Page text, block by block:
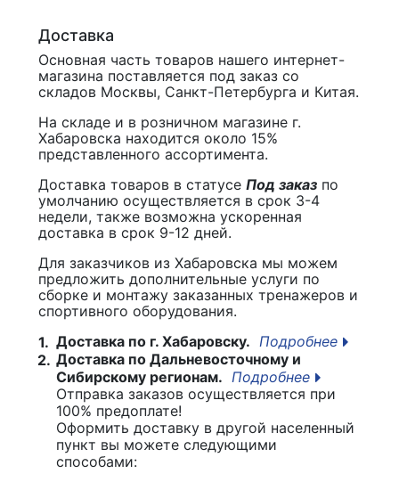
Доставка
Основная часть товаров нашего интернет-
магазина поставляется под заказ со
складов Москвы, Санкт-Петербурга и Китая.
На складе и в розничном магазине г.
Хабаровска находится около 15%
представленного ассортимента.
Доставка товаров в статусе Под заказ по
умолчанию осуществляется в срок 3-4
недели, также возможна ускоренная
доставка в срок 9-12 дней.
Для заказчиков из Хабаровска мы можем
предложить дополнительные услуги по
сборке и монтажу заказанных тренажеров и
спортивного оборудования.
1. Доставка по г. Хабаровску. Подробнее
2. Доставка по Дальневосточному и
Сибирскому регионам. Подробнее
Отправка заказов осуществляется при
100% предоплате!
Оформить доставку в другой населенный
пункт вы можете следующими
способами: